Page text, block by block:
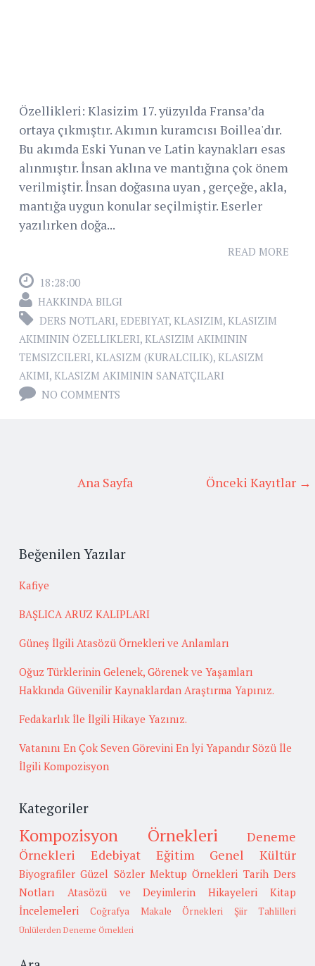
Özellikleri: Klasizim 17. yüzyılda Fransa’da
ortaya çıkmıştır. Akımın kuramcısı Boillea'dır.
Bu akımda Eski Yunan ve Latin kaynakları esas
alınmıştır. İnsan aklına ve mantığına çok önem
verilmiştir. İnsan doğasına uyan , gerçeğe, akla,
mantığa uygun konular seçilmiştir. Eserler
yazılırken doğa...
READ MORE
18:28:00
HAKKINDA BILGI
DERS NOTLARI, EDEBIYAT, KLASIZIM, KLASIZIM
AKIMININ ÖZELLIKLERI, KLASIZIM AKIMININ
TEMSIZCILERI, KLASIZM (KURALCILIK), KLASIZM
AKIMI, KLASIZM AKIMININ SANATÇILARI
NO COMMENTS
Önceki Kayıtlar →
Ana Sayfa
Beğenilen Yazılar
Kafiye
BAŞLICA ARUZ KALIPLARI
Güneş İlgili Atasözü Örnekleri ve Anlamları
Oğuz Türklerinin Gelenek, Görenek ve Yaşamları
Hakkında Güvenilir Kaynaklardan Araştırma Yapınız.
Fedakarlık İle İlgili Hikaye Yazınız.
Vatanını En Çok Seven Görevini En İyi Yapandır Sözü İle
İlgili Kompozisyon
Kategoriler
Kompozisyon Örnekleri
Deneme
Örnekleri
Edebiyat Eğitim Genel Kültür
Biyografiler Güzel Sözler Mektup Örnekleri Tarih Ders
Notları
Atasözü ve Deyimlerin Hikayeleri
Kitap
İncelemeleri
Coğrafya Makale Örnekleri Şiir Tahlilleri
Ünlülerden Deneme Örnekleri